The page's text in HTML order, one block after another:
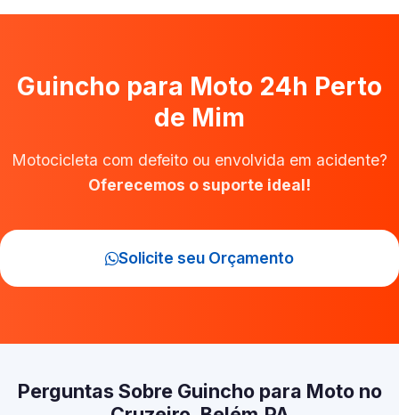
Guincho para Moto 24h Perto
de Mim
Motocicleta com defeito ou envolvida em acidente?
Oferecemos o suporte ideal!
Solicite seu Orçamento
Perguntas Sobre Guincho para Moto no